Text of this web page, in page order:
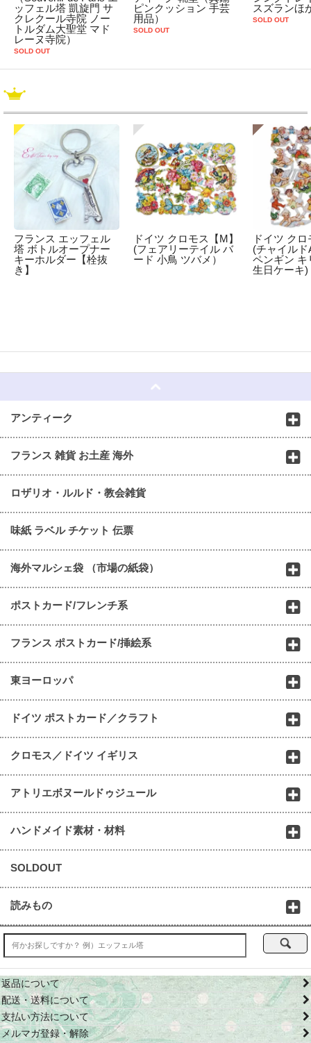
ッフェル塔 凱旋門 サ
クレクール寺院 ノー
トルダム大聖堂 マド
レーヌ寺院）
SOLD OUT
ピンクッション 手芸
用品）
SOLD OUT
スズランほ
SOLD OUT
フランス エッフェル
塔 ボトルオープナー
キーホルダー【栓抜
き】
ドイツ クロモス【M】
(フェアリーテイル バ
ード 小鳥 ツバメ）
ドイツ ク
(チャイルド
ペンギン キ
生日ケーキ)
アンティーク
フランス 雑貨 お土産 海外
ロザリオ・ルルド・教会雑貨
味紙 ラベル チケット 伝票
海外マルシェ袋 （市場の紙袋）
ポストカード/フレンチ系
フランス ポストカード/挿絵系
東ヨーロッパ
ドイツ ポストカード／クラフト
クロモス／ドイツ イギリス
アトリエボヌールドゥジュール
ハンドメイド素材・材料
SOLDOUT
読みもの
返品について
配送・送料について
支払い方法について
メルマガ登録・解除